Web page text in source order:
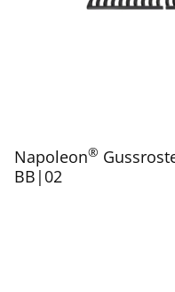
Napoleon®
BB|02